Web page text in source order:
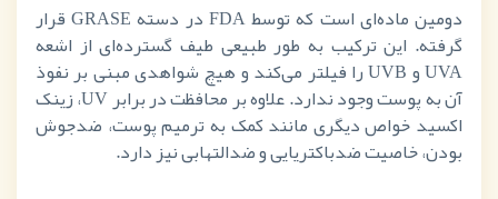
دومین ماده‌ای است که توسطFDAدر دستهGRASEقرار
گرفته. این ترکیب به طور طبیعی طیف گسترده‌ای از اشعه
UVAوUVBرا فیلتر می‌کند و هیچ شواهدی مبنی بر نفوذ
آن به پوست وجود ندارد. علاوه بر محافظت در برابرUV، زینک
اکسید خواص دیگری مانند کمک به ترمیم پوست، ضدجوش
بودن، خاصیت ضدباکتریایی و ضدالتهابی نیز دارد.